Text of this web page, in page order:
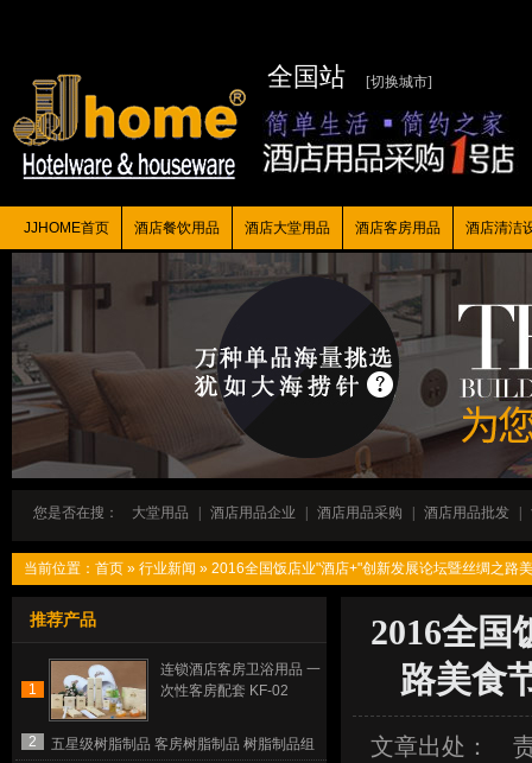
全国站 [切换城市]
JJHOME首页 酒店餐饮用品 酒店大堂用品 酒店客房用品 酒店清洁
您是否在搜： 大堂用品 酒店用品企业 酒店用品采购 酒店用品批发
当前位置： 首页 » 行业新闻 » 2016全国饭店业"酒店+"创新发展论坛暨丝绸之路
2016全
路美食
文章出处：
推荐产品
1
连锁酒店客房卫浴用品 一
次性客房配套 KF-02
2
五星级树脂制品 客房树脂制品 树脂制品组